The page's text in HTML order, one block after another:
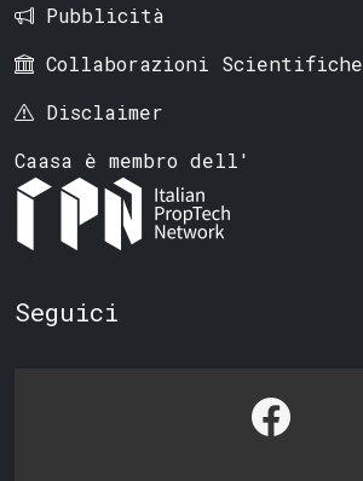
Pubblicità
Collaborazioni Scientifiche
Disclaimer
Caasa è membro dell'
Seguici